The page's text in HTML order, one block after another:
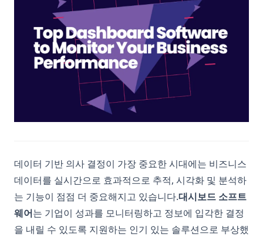
데이터 기반 의사 결정이 가장 중요한 시대에는 비즈니스
데이터를 실시간으로 효과적으로 추적, 시각화 및 분석하
는 기능이 점점 더 중요해지고 있습니다.대시보드 소프트
웨어는 기업이 성과를 모니터링하고 정보에 입각한 결정
을 내릴 수 있도록 지원하는 인기 있는 솔루션으로 부상했